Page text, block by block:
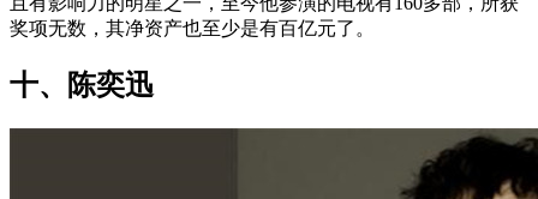
奖项无数，其净资产也至少是有百亿元了。
十、陈奕迅